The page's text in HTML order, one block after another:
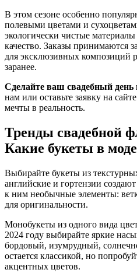
В этом сезоне особенно
полевыми цветами и
экологически чистые
качество. Заказы принимаются
для эксклюзивных композиций
заранее.
Сделайте ваш свадебный
нам или оставьте заявку на
мечты в реальность.
Тренды свадебной
Какие букеты в
Выбирайте букеты из
английские и гортензии
к ним необычные элементы:
для оригинальности.
Монобукеты из одного вида
2024 году выбирайте яркие
бордовый, изумрудный,
остается классикой, но
акцентных цветов.